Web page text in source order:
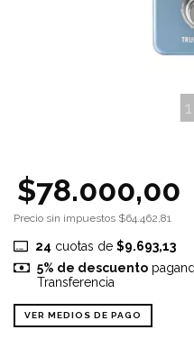
1
$78.000,00
Precio sin impuestos $64.462,81
24 cuotas de $9.693,13
5% de descuento
Transferencia
VER MEDIOS DE PAGO